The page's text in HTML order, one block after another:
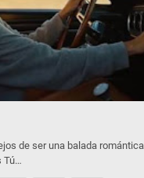
de ser una balada romántica
Tú…